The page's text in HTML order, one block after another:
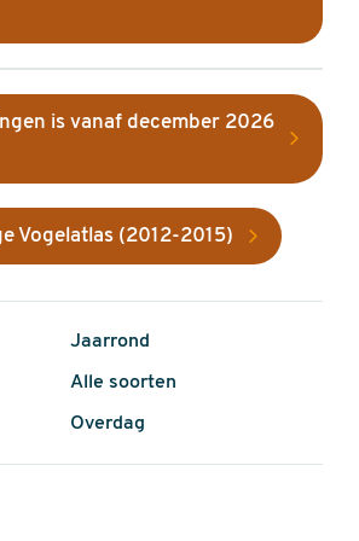
is vanaf december 2026
Vogelatlas (2012-2015)
Jaarrond
Alle soorten
Overdag